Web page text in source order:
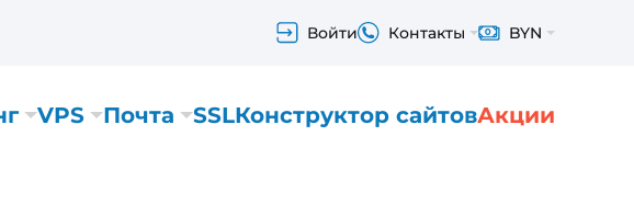
Войти Контакты BYN
VPS Почта SSLКонструктор сайтовАкции